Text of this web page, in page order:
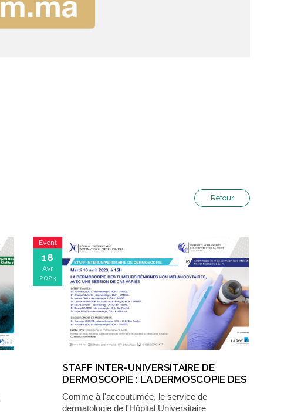
Retour
Event
18
Avr
2023
STAFF INTER-UNIVERSITAIRE DE
DERMOSCOPIE : LA DERMOSCOPIE DES
TUMEURS BÉNIGNES NON
MÉLANOCYTAIRES ET SESSION DE CAS
Comme à l'accoutumée, le service de
dermatologie de l'Hôpital Universitaire